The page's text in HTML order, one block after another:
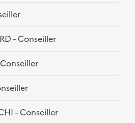
- Conseiller
- Conseiller